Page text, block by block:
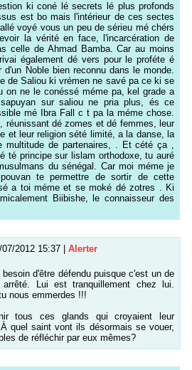
ki coné lé secrets lé plus profonds
est bo mais l'intérieur de ces sectes
voyé vous un peu de sérieu mé chérs
la vérité en face, l'incarcération de
celle de Ahmad Bamba. Car au moins
également dé vers pour le proféte é
Noble bien reconnu dans le monde.
de Saliou ki vrémen ne savé pa ce ki se
on ne le conéssé méme pa, kel grade a
sur saliou ne pria plus, és ce
mé Ibra Fall c t pa la méme chose.
réunissant dé zomes et dé femmes, leur
et leur religion sété limité, a la danse, la
multitude de partenaires, . Et cété ça ,
té principe sur lislam orthodoxe, tu auré
du sénégal. Car moi méme je
te permettre de sortir de cette
a toi méme et se moké dé zotres . Ki
Biibishe, le connaisseur des
07/2012 15:37 Alerter
d'être défendu puisque c'est un de
Lui est tranquillement chez lui.
nous emmerdes !!!
tous ces glands qui croyaient leur
quel saint vont ils désormais se vouer,
de réfléchir par eux mêmes?